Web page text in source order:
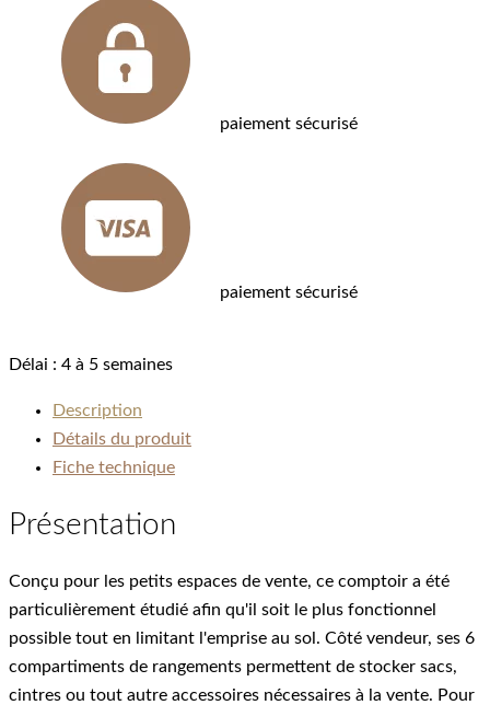
paiement sécurisé
paiement sécurisé
Délai : 4 à 5 semaines
Description
Détails du produit
Fiche technique
Présentation
Conçu pour les petits espaces de vente, ce comptoir a été
particulièrement étudié afin qu'il soit le plus fonctionnel
possible tout en limitant l'emprise au sol. Côté vendeur, ses 6
compartiments de rangements permettent de stocker sacs,
cintres ou tout autre accessoires nécessaires à la vente. Pour